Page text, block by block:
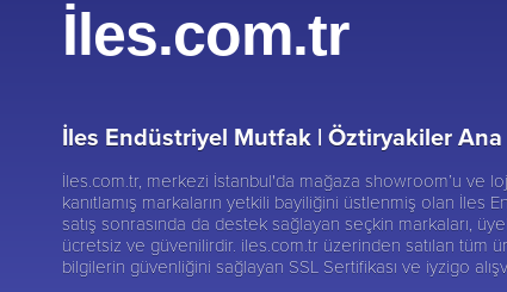
İles.com.tr
İles Endüstriyel Mutfak | Öztiryakiler Ana
İles.com.tr, merkezi İstanbul'da mağaza showroom’u ve
kanıtlamış markaların yetkili bayiliğini üstlenmiş olan İles
satış sonrasında da destek sağlayan seçkin markaları,
ücretsiz ve güvenilirdir. iles.com.tr üzerinden satılan tüm
bilgilerin güvenliğini sağlayan SSL Sertifikası ve iyzigo